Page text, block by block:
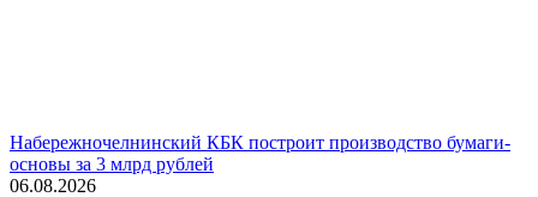
Набережночелнинский КБК построит производство бумаги-
основы за 3 млрд рублей
06.08.2026